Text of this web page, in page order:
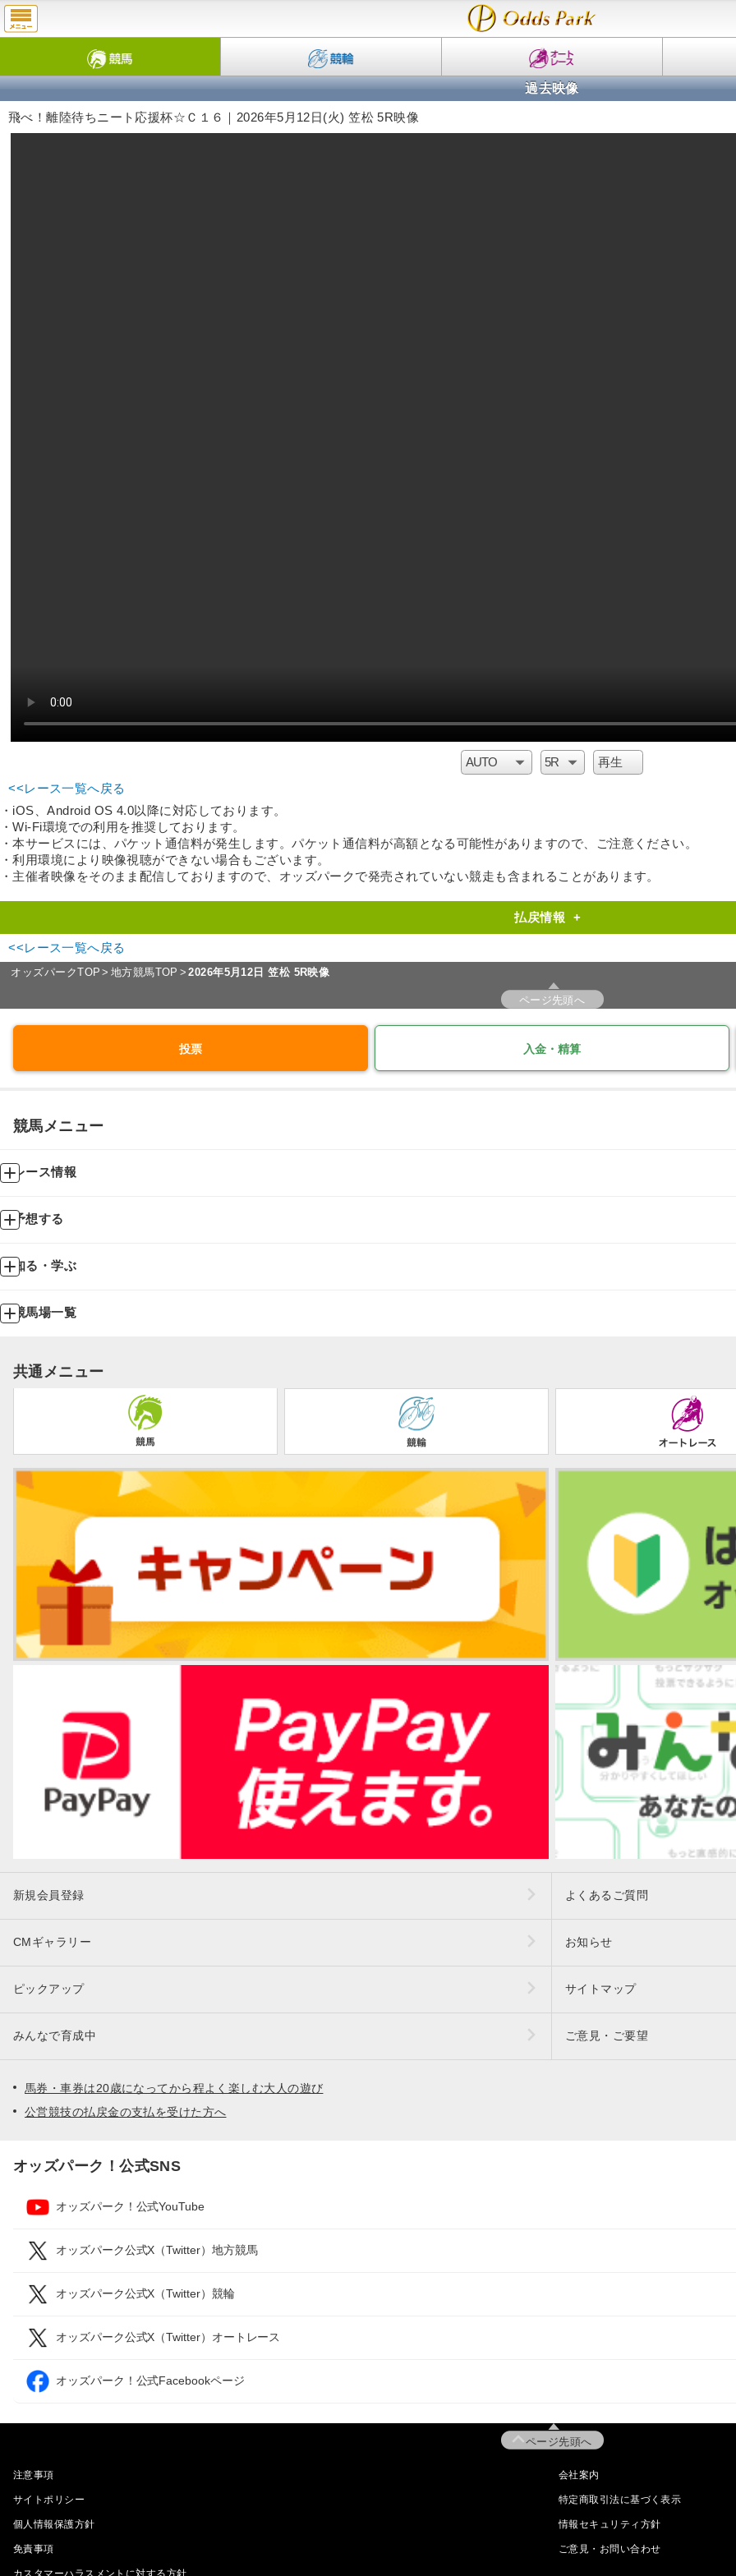
過去映像
飛べ！離陸待ちニート応援杯☆Ｃ１６｜2026年5月12日(火) 笠松 5R映像
<<レース一覧へ戻る
・iOS、Android OS 4.0以降に対応しております。
・Wi-Fi環境での利用を推奨しております。
・本サービスには、パケット通信料が発生します。パケット通信料が高額となる可能性がありますので、ご注意ください。
・利用環境により映像視聴ができない場合もございます。
・主催者映像をそのまま配信しておりますので、オッズパークで発売されていない競走も含まれることがあります。
払戻情報 +
<<レース一覧へ戻る
オッズパークTOP 地方競馬TOP 2026年5月12日 笠松 5R映像
ページ先頭へ
投票 入金・精算
競馬メニュー
レース情報
予想する
知る・学ぶ
競馬場一覧
共通メニュー
新規会員登録 よくあるご質問
CMギャラリー お知らせ
ピックアップ サイトマップ
みんなで育成中 ご意見・ご要望
馬券・車券は20歳になってから程よく楽しむ大人の遊び
公営競技の払戻金の支払を受けた方へ
オッズパーク！公式SNS
オッズパーク！公式YouTube
オッズパーク公式X（Twitter）地方競馬
オッズパーク公式X（Twitter）競輪
オッズパーク公式X（Twitter）オートレース
オッズパーク！公式Facebookページ
ページ先頭へ
注意事項 会社案内
サイトポリシー 特定商取引法に基づく表示
個人情報保護方針 情報セキュリティ方針
免責事項 ご意見・お問い合わせ
カスタマーハラスメントに対する方針